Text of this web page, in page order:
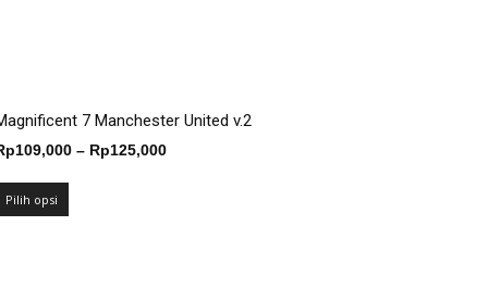
7 Manchester United v.2
109,000 – Rp125,000Rentang
Pilih opsi